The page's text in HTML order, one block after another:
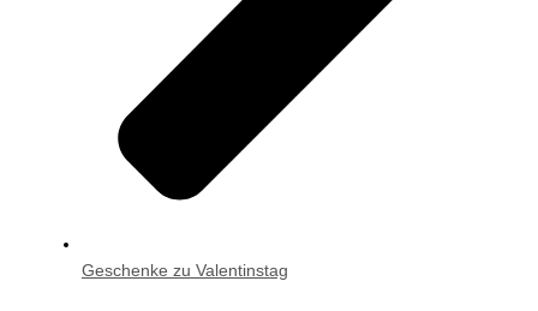
Geschenke zu Valentinstag